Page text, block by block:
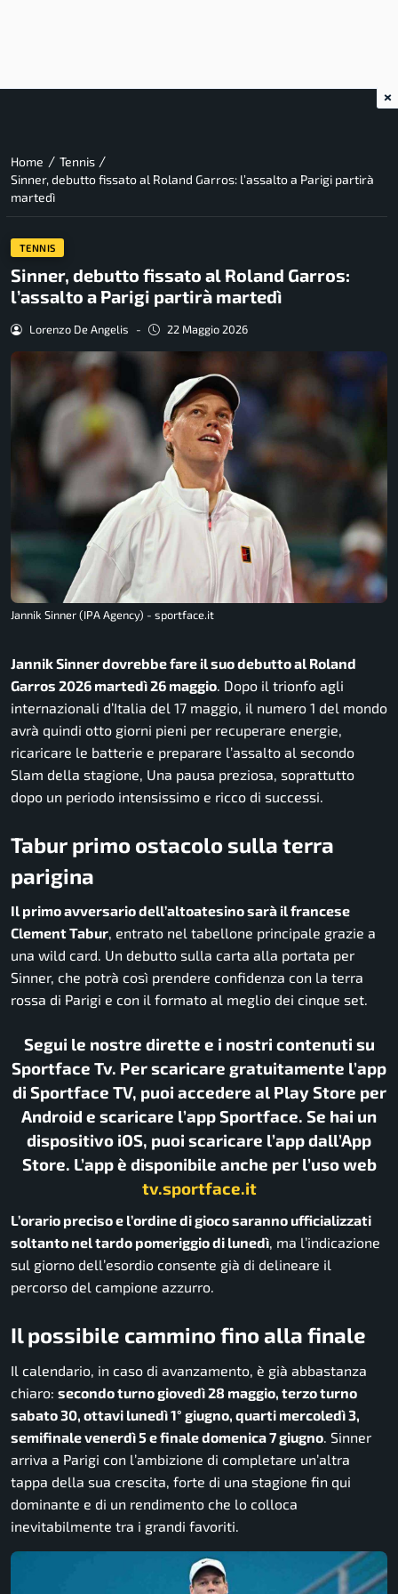
Home / Tennis /
Sinner, debutto fissato al Roland Garros: l’assalto a Parigi partirà
martedì
TENNIS
Sinner, debutto fissato al Roland Garros:
l’assalto a Parigi partirà martedì
Lorenzo De Angelis - 22 Maggio 2026
Jannik Sinner (IPA Agency) - sportface.it
Jannik Sinner dovrebbe fare il suo debutto al Roland
Garros 2026 martedì 26 maggio. Dopo il trionfo agli
internazionali d’Italia del 17 maggio, il numero 1 del mondo
avrà quindi otto giorni pieni per recuperare energie,
ricaricare le batterie e preparare l’assalto al secondo
Slam della stagione, Una pausa preziosa, soprattutto
dopo un periodo intensissimo e ricco di successi.
Tabur primo ostacolo sulla terra
parigina
Il primo avversario dell’altoatesino sarà il francese
Clement Tabur, entrato nel tabellone principale grazie a
una wild card. Un debutto sulla carta alla portata per
Sinner, che potrà così prendere confidenza con la terra
rossa di Parigi e con il formato al meglio dei cinque set.
Segui le nostre dirette e i nostri contenuti su
Sportface Tv. Per scaricare gratuitamente l’app
di Sportface TV, puoi accedere al Play Store per
Android e scaricare l’app Sportface. Se hai un
dispositivo iOS, puoi scaricare l’app dall’App
Store. L’app è disponibile anche per l’uso web
tv.sportface.it
L’orario preciso e l’ordine di gioco saranno ufficializzati
soltanto nel tardo pomeriggio di lunedì, ma l’indicazione
sul giorno dell’esordio consente già di delineare il
percorso del campione azzurro.
Il possibile cammino fino alla finale
Il calendario, in caso di avanzamento, è già abbastanza
chiaro: secondo turno giovedì 28 maggio, terzo turno
sabato 30, ottavi lunedì 1° giugno, quarti mercoledì 3,
semifinale venerdì 5 e finale domenica 7 giugno . Sinner
arriva a Parigi con l’ambizione di completare un’altra
tappa della sua crescita, forte di una stagione fin qui
dominante e di un rendimento che lo colloca
inevitabilmente tra i grandi favoriti.
×